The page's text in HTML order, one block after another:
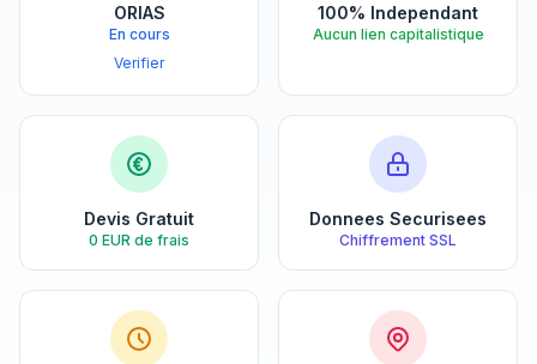
ORIAS
En cours
Verifier
100% Independant
Aucun lien capitalistique
Devis Gratuit
0 EUR de frais
Donnees Securisees
Chiffrement SSL